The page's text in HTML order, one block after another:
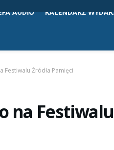
AUDIO KALENDARZ
Festiwalu Źródła Pamięci
na Festiwalu